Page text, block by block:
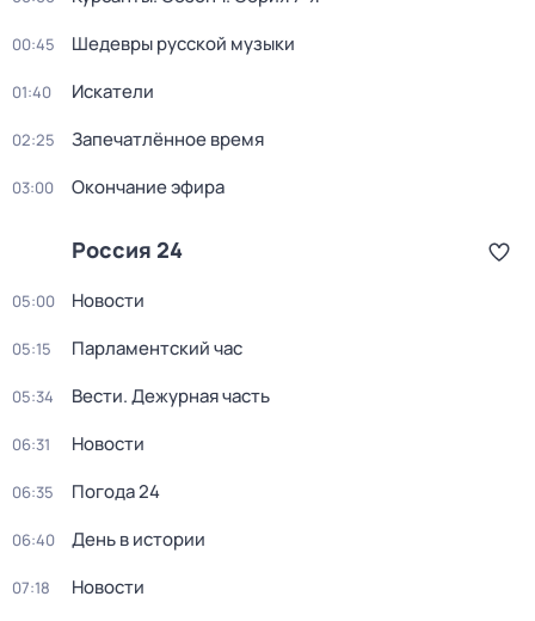
00:45 Шедевры русской музыки
01:40 Искатели
02:25 Запечатлённое время
03:00 Окончание эфира
Россия 24
05:00 Новости
05:15 Парламентский час
05:34 Вести. Дежурная часть
06:31 Новости
06:35 Погода 24
06:40 День в истории
07:18 Новости